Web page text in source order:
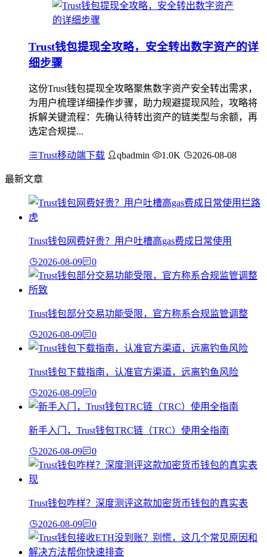
Trust钱包提现全攻略，安全转出数字资产的详
细步骤
这份Trust钱包提现全攻略聚焦数字资产安全转出需求，
为用户梳理详细操作步骤，助力规避提现风险，攻略将
拆解关键流程：先确认待转出资产的链类型与余额，再
选定合规提...
Trust移动端下载 qbadmin 1.0K 2026-08-08
最新文章
Trust钱包网费好贵？用户吐槽高gas费成日常使用
2026-08-09 0
Trust钱包部分交易功能受限，官方称系合规监管调整
2026-08-09 0
Trust钱包下载指南，认准官方渠道，远离钓鱼风险
2026-08-09 0
新手入门，Trust钱包TRC链（TRC）使用全指南
2026-08-09 0
Trust钱包咋样？深度测评这款加密货币钱包的真实表
2026-08-09 0